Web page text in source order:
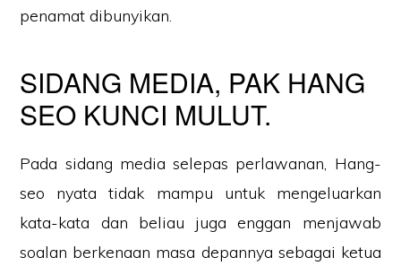
penamat dibunyikan.
SIDANG MEDIA, PAK HANG
SEO KUNCI MULUT.
Pada sidang media selepas perlawanan, Hang-
seo nyata tidak mampu untuk mengeluarkan
kata-kata dan beliau juga enggan menjawab
soalan berkenaan masa depannya sebagai ketua